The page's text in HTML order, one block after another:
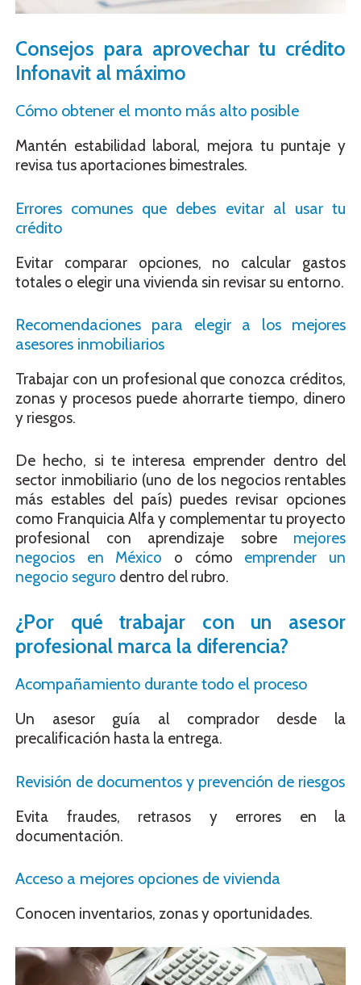
Consejos para aprovechar tu crédito
Infonavit al máximo
Cómo obtener el monto más alto posible
Mantén estabilidad laboral, mejora tu puntaje y
revisa tus aportaciones bimestrales.
Errores comunes que debes evitar al usar tu
crédito
Evitar comparar opciones, no calcular gastos
totales o elegir una vivienda sin revisar su entorno.
Recomendaciones para elegir a los mejores
asesores inmobiliarios
Trabajar con un profesional que conozca créditos,
zonas y procesos puede ahorrarte tiempo, dinero
y riesgos.
De hecho, si te interesa emprender dentro del
sector inmobiliario (uno de los negocios rentables
más estables del país) puedes revisar opciones
como Franquicia Alfa y complementar tu proyecto
profesional con aprendizaje sobre mejores
negocios en México o cómo emprender un
negocio seguro dentro del rubro.
¿Por qué trabajar con un asesor
profesional marca la diferencia?
Acompañamiento durante todo el proceso
Un asesor guía al comprador desde la
precalificación hasta la entrega.
Revisión de documentos y prevención de riesgos
Evita fraudes, retrasos y errores en la
documentación.
Acceso a mejores opciones de vivienda
Conocen inventarios, zonas y oportunidades.